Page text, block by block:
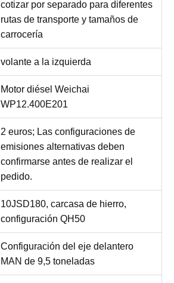
cotizar por separado para diferentes
rutas de transporte y tamaños de
carrocería
volante a la izquierda
Motor diésel Weichai
WP12.400E201
2 euros; Las configuraciones de
emisiones alternativas deben
confirmarse antes de realizar el
pedido.
10JSD180, carcasa de hierro,
configuración QH50
Configuración del eje delantero
MAN de 9,5 toneladas